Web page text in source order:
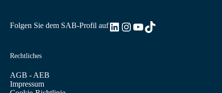
Rechtliches
AGB - AEB
Impressum
Folgen Sie dem SAB-Profil aufLinkedIn
Instagram
YouTube
TikTok